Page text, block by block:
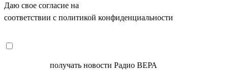
Даю свое согласие на
соответствии с политикой конфиденциальности
получать новости Радио ВЕРА